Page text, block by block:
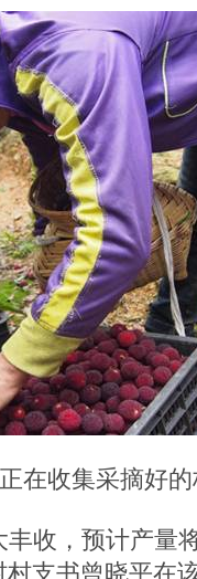
在收集采摘好
收，预计产量
支书曾晓平在